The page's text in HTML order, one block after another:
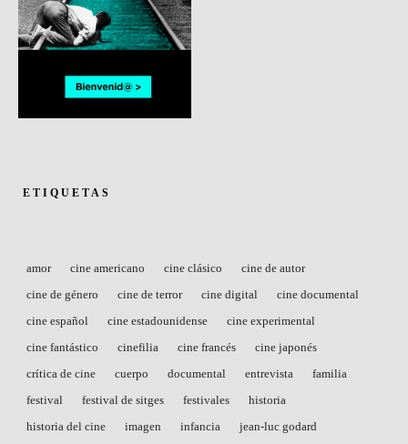
ETIQUETAS
amor cine americano cine clásico
cine de autor
cine de género
cine de terror cine digital
cine documental
cine español
cine estadounidense
cine experimental
cine fantástico
cinefilia cine francés
cine japonés
crítica de cine
cuerpo documental entrevista
familia
festival
festival de sitges festivales
historia
historia del cine
imagen infancia
jean-luc godard